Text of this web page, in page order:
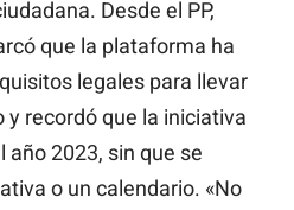
Desde el PP,
que la plataforma ha
legales para llevar
y recordó que la iniciativa
año 2023, sin que se
o un calendario. «No